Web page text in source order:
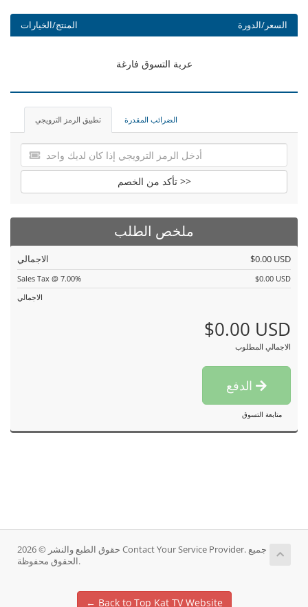
المنتج/الخيارات السعر/الدورة
عربة التسوق فارغة
تطبيق الرمز الترويجي الضرائب المقدرة
تأكد من الخصم >>
ملخص الطلب
الاجمالي $0.00 USD
Sales Tax @ 7.00%
$0.00 USD
الاجمالي
$0.00 USD
الاجمالي المطلوب
متابعة التسوق
حقوق الطبع والنشر © 2026 Contact Your Service Provider. جميع
الحقوق محفوظة.
← Back to Top Kat TV Website